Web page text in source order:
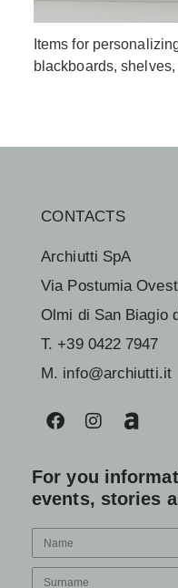
Items for
blackboards,
CONTACTS
Archiutti SpA
Via Postumia
Olmi di San Biagio
T. +39 0422 7947
M. info@archiutti.it
For you
events, stories